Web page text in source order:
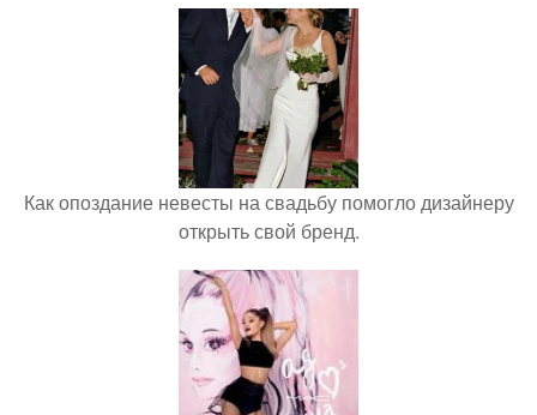
Как опоздание невесты на свадьбу помогло дизайнеру
открыть свой бренд.